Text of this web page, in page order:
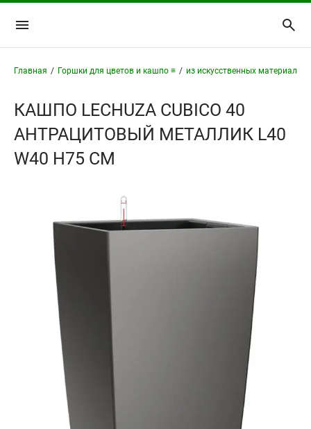
Главная / Горшки для цветов и кашпо ≡ / из искусственных материалов
КАШПО LECHUZA CUBICO 40
АНТРАЦИТОВЫЙ МЕТАЛЛИК L40
W40 H75 СМ